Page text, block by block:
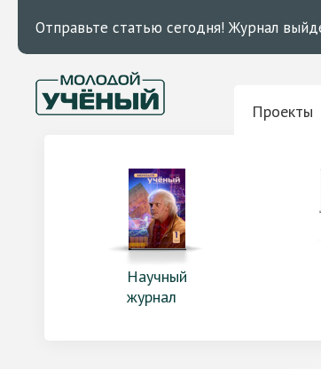
Отправьте статью сегодня! Журнал
Проекты
Научный
журнал